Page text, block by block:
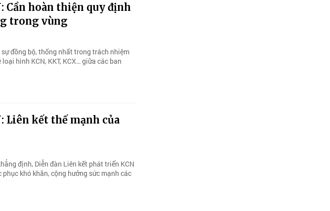
Cần hoàn thiện quy định
trong vùng
đồng bộ, thống nhất trong trách nhiệm
hình KCN, KKT, KCX… giữa các ban
Liên kết thế mạnh của
định, Diễn đàn Liên kết phát triển KCN
khó khăn, cộng hưởng sức mạnh các